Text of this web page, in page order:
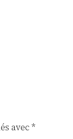
avec *